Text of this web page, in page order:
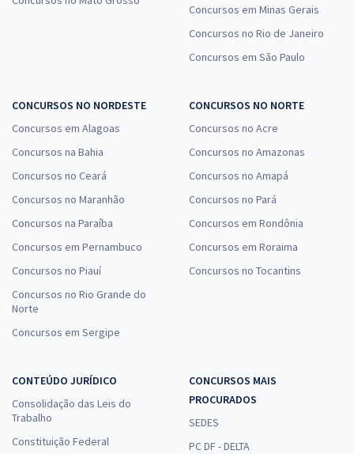
Concursos em Minas Gerais
Concursos no Rio de Janeiro
Concursos em São Paulo
CONCURSOS NO NORDESTE
Concursos em Alagoas
Concursos na Bahia
Concursos no Ceará
Concursos no Maranhão
Concursos na Paraíba
Concursos em Pernambuco
Concursos no Piauí
Concursos no Rio Grande do
Norte
Concursos em Sergipe
CONCURSOS NO NORTE
Concursos no Acre
Concursos no Amazonas
Concursos no Amapá
Concursos no Pará
Concursos em Rondônia
Concursos em Roraima
Concursos no Tocantins
CONTEÚDO JURÍDICO
Consolidação das Leis do
Trabalho
Constituição Federal
CONCURSOS MAIS
PROCURADOS
SEDES
PC DF - DELTA